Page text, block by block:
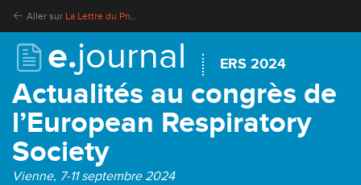
Aller sur La Lettre du Pneumologue
e.journal ERS 2024
Actualités au congrès de
l’European Respiratory
Society
Vienne, 7-11 septembre 2024